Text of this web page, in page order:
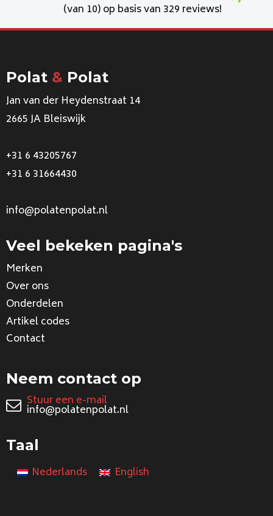
(van 10) op basis van 329 reviews!
Polat & Polat
Jan van der Heydenstraat 14
2665 JA Bleiswijk
+31 6 43205767
+31 6 31664430
info@polatenpolat.nl
Veel bekeken pagina's
Merken
Over ons
Onderdelen
Artikel codes
Contact
Neem contact op
Stuur een e-mail
info@polatenpolat.nl
Taal
Nederlands English